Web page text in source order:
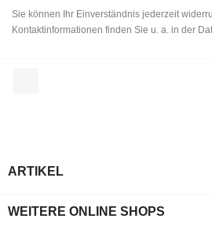
Sie können Ihr Einverständnis jederzeit
Kontaktinformationen finden Sie u. a. in der
ARTIKEL
WEITERE ONLINE SHOPS